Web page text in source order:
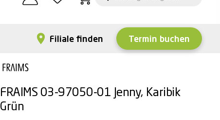
Filiale finden Termin buchen
FRAIMS 03-97050-01 Jenny, Karibik
Grün